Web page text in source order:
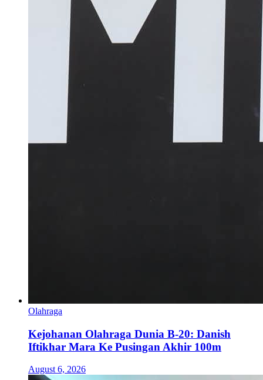
Olahraga
Kejohanan Olahraga Dunia B-20: Danish
Iftikhar Mara Ke Pusingan Akhir 100m
August 6, 2026